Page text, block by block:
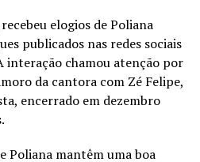
elogios de Poliana
publicados nas redes sociais
interação chamou atenção por
da cantora com Zé Felipe,
encerrado em dezembro
Poliana mantêm uma boa